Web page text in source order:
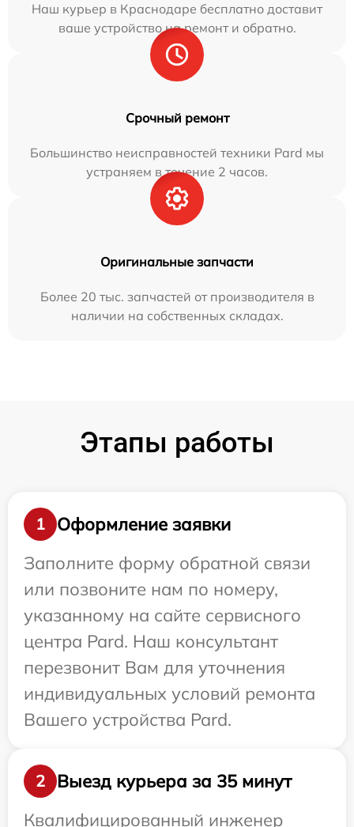
Наш курьер в Краснодаре бесплатно доставит
ваше устройство на ремонт и обратно.
Срочный ремонт
Большинство неисправностей техники Pard мы
устраняем в течение 2 часов.
Оригинальные запчасти
Более 20 тыс. запчастей от производителя в
наличии на собственных складах.
Этапы работы
1
Оформление заявки
Заполните форму обратной связи
или позвоните нам по номеру,
указанному на сайте сервисного
центра Pard. Наш консультант
перезвонит Вам для уточнения
индивидуальных условий ремонта
Вашего устройства Pard.
2
Выезд курьера за 35 минут
Квалифицированный инженер